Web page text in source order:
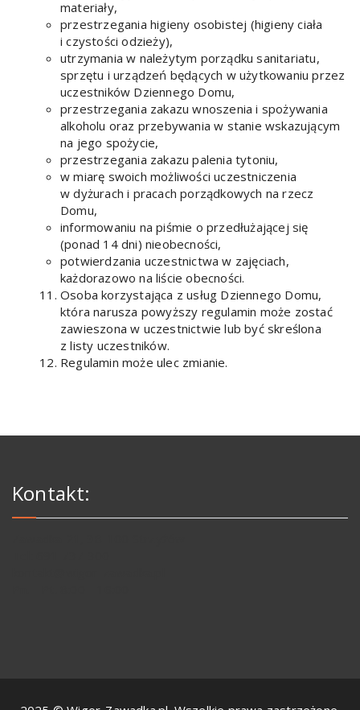
materiały,
przestrzegania higieny osobistej (higieny ciała
i czystości odzieży),
utrzymania w należytym porządku sanitariatu,
sprzętu i urządzeń będących w użytkowaniu przez
uczestników Dziennego Domu,
przestrzegania zakazu wnoszenia i spożywania
alkoholu oraz przebywania w stanie wskazującym
na jego spożycie,
przestrzegania zakazu palenia tytoniu,
w miarę swoich możliwości uczestniczenia
w dyżurach i pracach porządkowych na rzecz
Domu,
informowaniu na piśmie o przedłużającej się
(ponad 14 dni) nieobecności,
potwierdzania uczestnictwa w zajęciach,
każdorazowo na liście obecności.
Osoba korzystająca z usług Dziennego Domu,
która narusza powyższy regulamin może zostać
zawieszona w uczestnictwie lub być skreślona
z listy uczestników.
Regulamin może ulec zmianie.
Kontakt: